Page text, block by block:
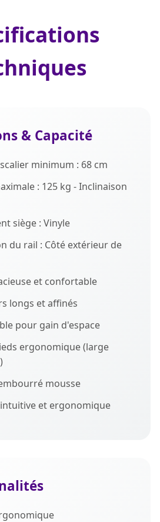
& Capacité
minimum : 68 cm
: 125 kg - Inclinaison
siège : Vinyle
du rail : Côté extérieur de
et confortable
longs et affinés
pour gain d'espace
ergonomique (large
mousse
et ergonomique